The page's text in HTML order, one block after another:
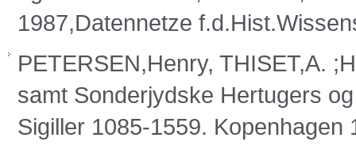
1987,Datennetze
PETERSEN,Henry, THISET,A.
samt Sonderjydske Hertugers
Sigiller 1085-1559.